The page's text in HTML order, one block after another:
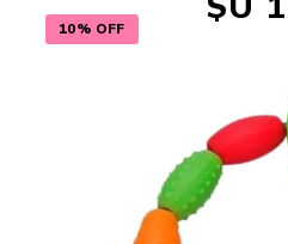
10% OFF